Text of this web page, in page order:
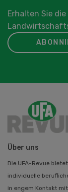
Erhalten Sie
Über uns
Die UFA-Revue
individuelle
in engem Kontakt